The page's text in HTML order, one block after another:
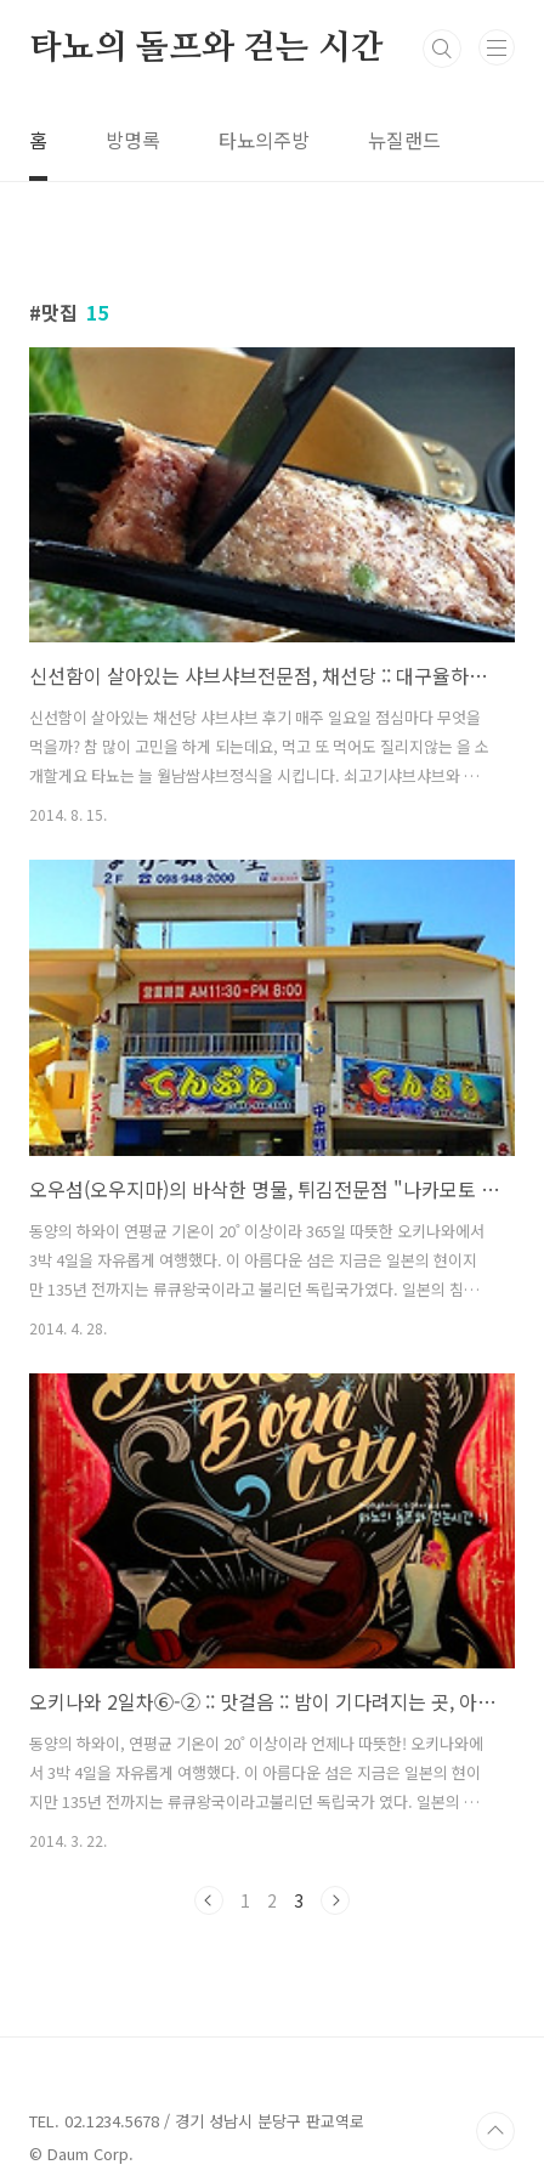
타뇨의 돌프와 걷는 시간
홈 방명록 타뇨의주방 뉴질랜드
맛집 15
신선함이 살아있는 샤브샤브전문점, 채선당 :: 대구율하맛집 :: 월남쌈 :: 황동냄비
신선함이 살아있는 채선당 샤브샤브 후기 매주 일요일 점심마다 무엇을
먹을까? 참 많이 고민을 하게 되는데요, 먹고 또 먹어도 질리지않는 을 소
개할게요 타뇨는 늘 월남쌈샤브정식을 시킵니다. 쇠고기샤브샤브와 월
남쌈을 함께 즐길수있는! 채선당의 자랑거리인 '황동냄비'입니다. 동냄
더욱 건강에 좋지요. 샤브용 야채가 한가득 푸짐하게 나옵니다. 야채, 어
묵, 버섯, 유부, 치즈떡, 두부튀김 등 모두 친환경 야채라는 사실에 기분
이 좋네요. 사진 오른쪽 상단에 보이는 3가지의 소스는 천연재료만을 사
용해 자체개발한 채선당소스라고 합니다. 요것은 서비스 쇠고기와 월남
쌈용 야채들이에요. 처음에는 왜 이렇게 자잘하게 썰어줄까라고 생각했
지만 월남쌈을 먹기에 ..
2014. 8. 15.
오우섬(오우지마)의 바삭한 명물, 튀김전문점 "나카모토 센교텐" :: 오키나와(Okinawa) :: 맛집
동양의 하와이 연평균 기온이 20˚ 이상이라 365일 따뜻한 오키나와에서
3박 4일을 자유롭게 여행했다. 이 아름다운 섬은 지금은 일본의 현이지
만 135년 전까지는 류큐왕국이라고 불리던 독립국가였다. 일본의 침략
과 태평양 전쟁 이후 미국 통치의 영향으로 오키나와에서는 류큐, 일본,
본이지만 일본스럽지 않은 곳. 너무나도 따뜻하고 싹싹했던 오키나와 사
람들의 친절에 감사를 표한다. 일본 오키나와현의 남부, 태평양상에 있는
면적 0.23㎢의 오우섬. 1953년, 오키나와 본섬과 연결해주는 튼튼한 다
리가 만들어졌고, 1990년대 초, 섬을 일주하는 약 1.6km의 멋진 드라이
브 코스가 만들어졌어요. 음력 5월 4일에는 섬 최대의 행사인 해신..
2014. 4. 28.
오키나와 2일차⑥-② :: 맛걸음 :: 밤이 기다려지는 곳, 아메리칸 빌리지 "백 본 시티"
동양의 하와이, 연평균 기온이 20˚ 이상이라 언제나 따뜻한! 오키나와에
서 3박 4일을 자유롭게 여행했다. 이 아름다운 섬은 지금은 일본의 현이
지만 135년 전까지는 류큐왕국이라고불리던 독립국가 였다. 일본의 침
략과 태평양전쟁의 영향으로 인해 오키나와에서는 류쿠, 일본, 미국 3개
일본이지만 일본스럽지 않았다. 너무나도 따뜻하고 싹싹했던 오키나와
2014. 3. 22.
1 2 3
TEL. 02.1234.5678 / 경기 성남시 분당구 판교역로
© Daum Corp.